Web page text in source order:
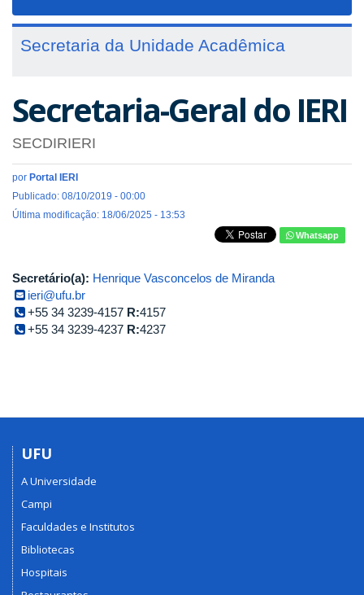
Secretaria da Unidade Acadêmica
Secretaria-Geral do IERI
SECDIRIERI
por Portal IERI
Publicado: 08/10/2019 - 00:00
Última modificação: 18/06/2025 - 13:53
Whatsapp
Secretário(a): Henrique Vasconcelos de Miranda
ieri@ufu.br
+55 34 3239-4157 R:4157
+55 34 3239-4237 R:4237
UFU
A Universidade
Campi
Faculdades e Institutos
Bibliotecas
Hospitais